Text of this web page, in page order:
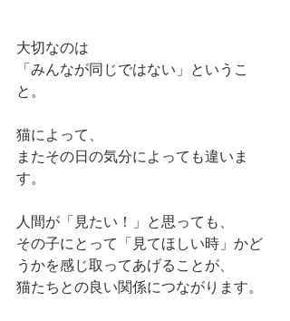
大切なのは
「みんなが同じではない」というこ
と。
猫によって、
またその日の気分によっても違いま
す。
人間が「見たい！」と思っても、
その子にとって「見てほしい時」かど
うかを感じ取ってあげることが、
猫たちとの良い関係につながります。